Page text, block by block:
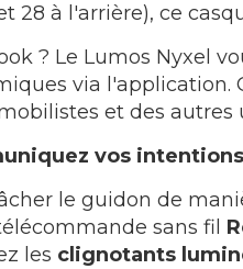
28 à l'arrière), ce
? Le Lumos Nyxel
via l'application.
et des autres
vos
le guidon de
sans fil
les clignotants